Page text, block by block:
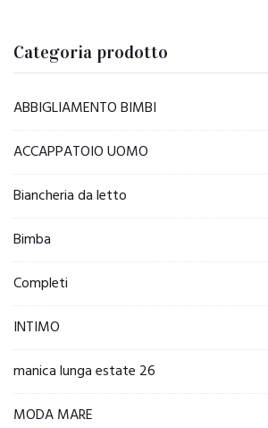
Categoria prodotto
ABBIGLIAMENTO BIMBI
ACCAPPATOIO UOMO
Biancheria da letto
Bimba
Completi
INTIMO
manica lunga estate 26
MODA MARE